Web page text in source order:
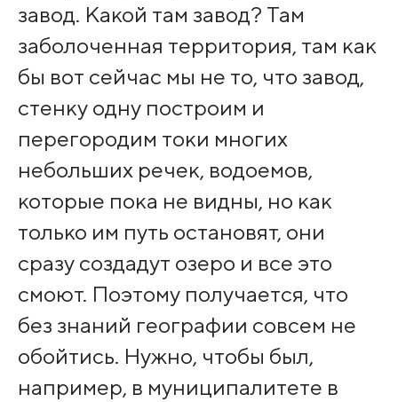
завод. Какой там завод? Там
заболоченная территория, там как
бы вот сейчас мы не то, что завод,
стенку одну построим и
перегородим токи многих
небольших речек, водоемов,
которые пока не видны, но как
только им путь остановят, они
сразу создадут озеро и все это
смоют. Поэтому получается, что
без знаний географии совсем не
обойтись. Нужно, чтобы был,
например, в муниципалитете в